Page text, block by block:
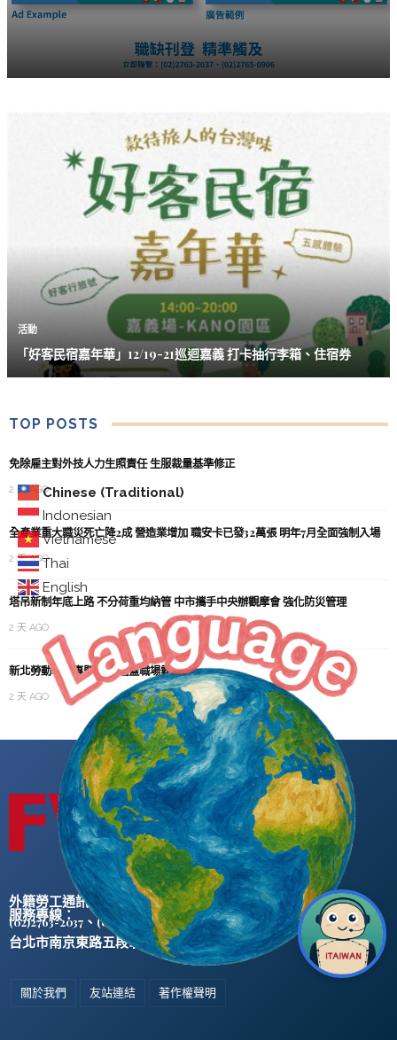
Chinese (Traditional)
Indonesian
Vietnamese
Thai
English
活動
「好客民宿嘉年華」12/19-21巡迴嘉義 打卡抽行李箱、住宿券
TOP POSTS
免除雇主對外技人力生照責任 生服裁量基準修正
2 天 AGO
全產業重大職災死亡降2成 營造業增加 職安卡已發32萬張 明年7月全面強制入場
2 天 AGO
塔吊新制年底上路 不分荷重均納管 中市攜手中央辦觀摩會 強化防災管理
2 天 AGO
新北勞動學院專題開課 涵蓋職場霸凌
2 天 AGO
外籍勞工通訊社版權所有 ©
服務專線：
(02)2763-2037 、(02)2765-0906
台北市南京東路五段47號5樓之2
關於我們 友站連結 著作權聲明